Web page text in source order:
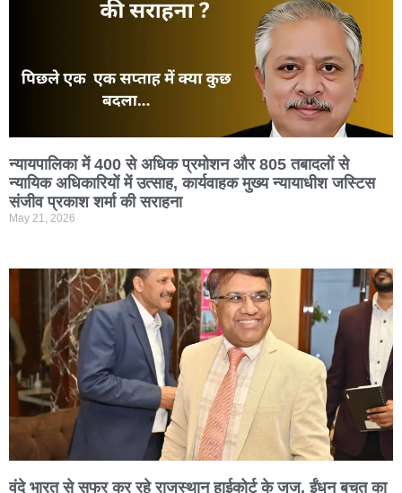
न्यायपालिका में 400 से अधिक प्रमोशन और 805 तबादलों से
न्यायिक अधिकारियों में उत्साह, कार्यवाहक मुख्य न्यायाधीश जस्टिस
संजीव प्रकाश शर्मा की सराहना
May 21, 2026
वंदे भारत से सफर कर रहे राजस्थान हाईकोर्ट के जज, ईंधन बचत का